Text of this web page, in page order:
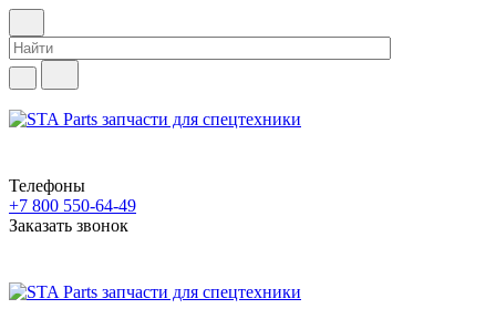
Телефоны
+7 800 550-64-49
Заказать звонок